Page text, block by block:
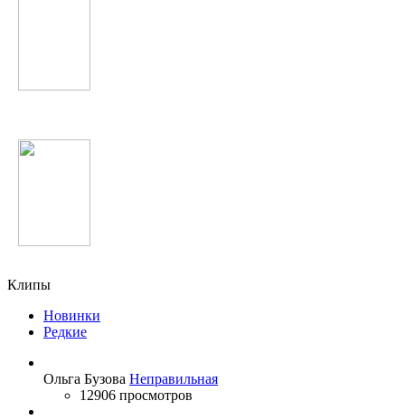
Клипы
Новинки
Редкие
Ольга Бузова Неправильная
12906 просмотров